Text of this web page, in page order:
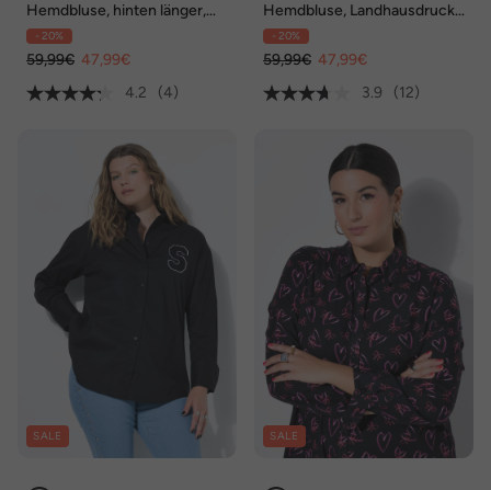
Hemdbluse, hinten länger,
Hemdkragen, Langarm
- 20%
59,99€ 47,99€
4.2
(4)
Hemdbluse, Landhausdruck,
Hemdkragen, Langarm
- 20%
59,99€ 47,99€
3.9
(12)
SALE SALE